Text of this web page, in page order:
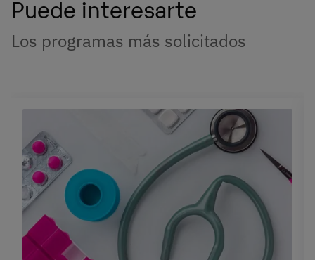
Puede interesarte
Los programas más solicitados